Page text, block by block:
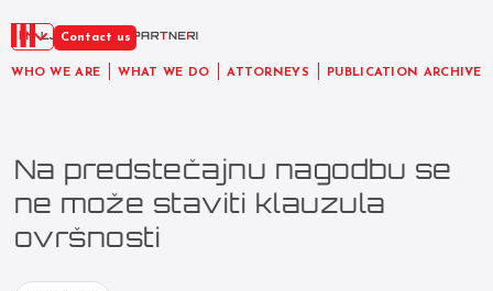
WHO WE ARE WHAT WE DO ATTORNEYS PUBLICATION ARCHIVE
EN Contact us
Na predstečajnu nagodbu se
ne može staviti klauzula
ovršnosti